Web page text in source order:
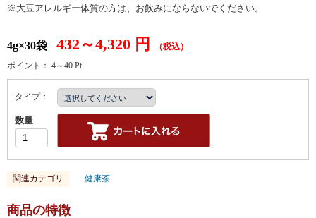
※大豆アレルギー体質の方は、お飲みにならないでください。
4g×30袋 432～4,320 円
（税込）
ポイント： 4～40 Pt
タイプ：
数量
関連カテゴリ 健康茶
商品の特徴